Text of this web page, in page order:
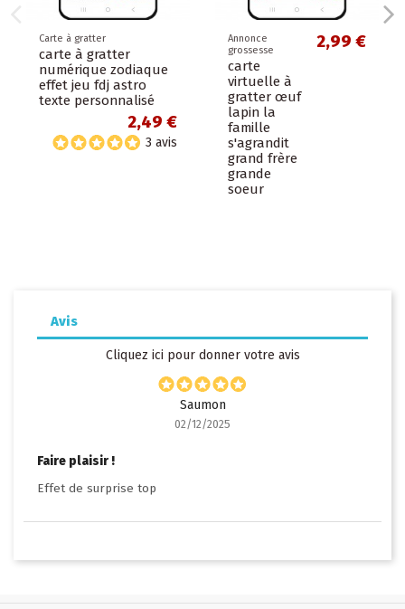
Carte à gratter
carte à gratter
numérique zodiaque
effet jeu fdj astro
texte personnalisé
2,49 €
3 avis
Annonce
grossesse
carte
virtuelle à
gratter œuf
lapin la
famille
s'agrandit
grand frère
grande
soeur
2,99 €
Avis
Cliquez ici pour donner votre avis
Saumon
02/12/2025
Faire plaisir !
Effet de surprise top